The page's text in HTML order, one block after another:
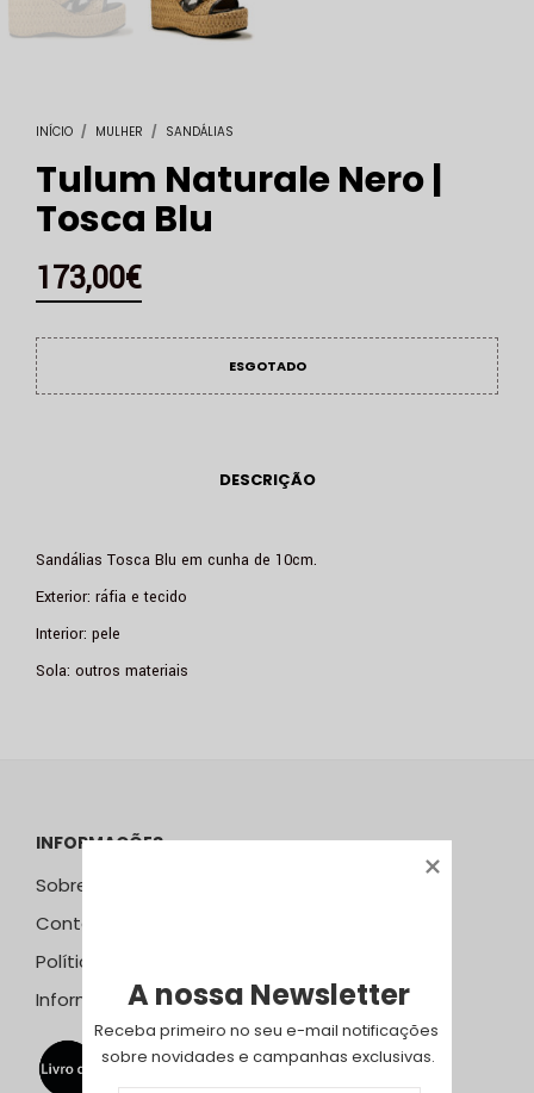
INÍCIO / MULHER / SANDÁLIAS
Tulum Naturale Nero |
Tosca Blu
173,00€
ESGOTADO
DESCRIÇÃO
Sandálias Tosca Blu em cunha de 10cm.
Exterior: ráfia e tecido
Interior: pele
Sola: outros materiais
INFORMAÇÕES
Sobre Nós
Contactos
Política de Privacidade
Informação Resolução Litígios
A nossa Newsletter
Receba primeiro no seu e-mail notificações
sobre novidades e campanhas exclusivas.